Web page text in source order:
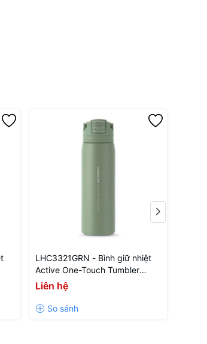
LHC3321GRN - Bình giữ nhiệt
Active One-Touch Tumbler
700ml - Màu xanh lá
Liên hệ